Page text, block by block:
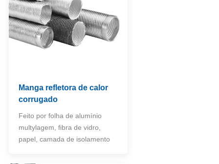
Manga refletora de calor
corrugado
Feito por folha de alumínio
multylagem, fibra de vidro,
papel, camada de isolamento